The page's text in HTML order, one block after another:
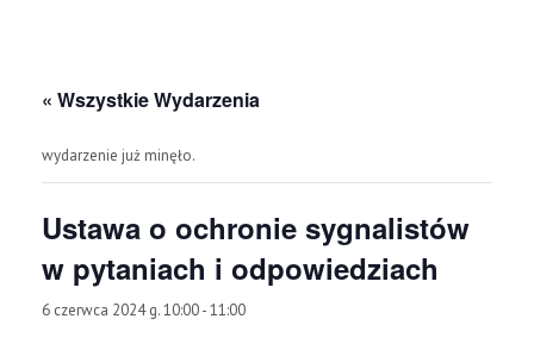
« Wszystkie Wydarzenia
wydarzenie już minęło.
Ustawa o ochronie sygnalistów
w pytaniach i odpowiedziach
6 czerwca 2024 g. 10:00-11:00